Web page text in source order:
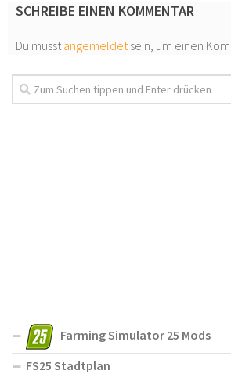
SCHREIBE EINEN KOMMENTAR
Du musst angemeldet sein, um einen
Farming Simulator 25 Mods
FS25 Stadtplan